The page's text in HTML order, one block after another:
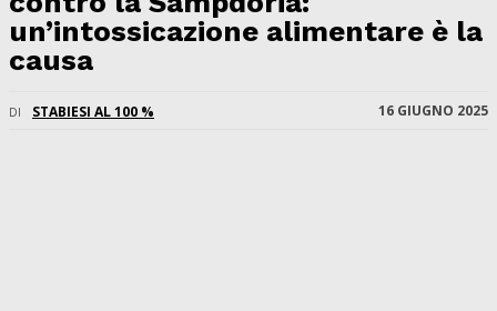
un’intossicazione alimentare è la
causa
DI STABIESI AL 100 % 16 GIUGNO 2025